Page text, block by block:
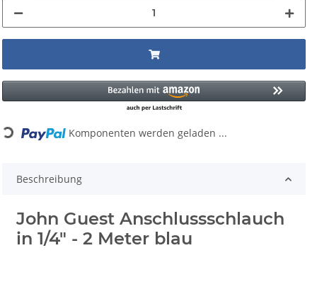
Loading... Komponenten werden geladen ...
Beschreibung
John Guest Anschlussschlauch
in 1/4" - 2 Meter blau